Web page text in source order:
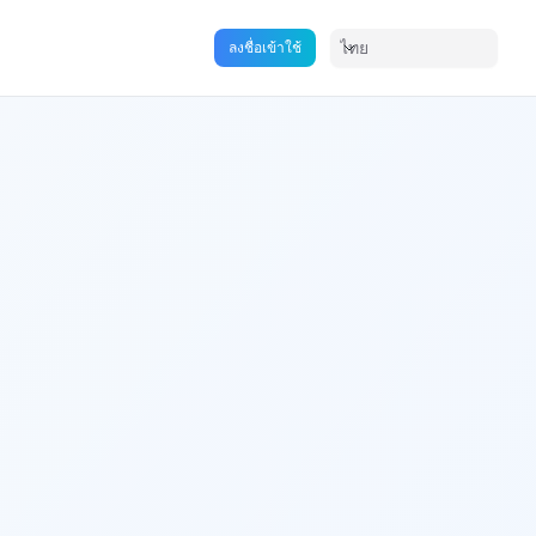
ลงชื่อเข้าใช้ ไทย